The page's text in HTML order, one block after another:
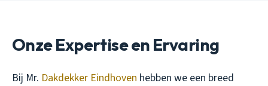
Onze Expertise en Ervaring
Bij Mr. Dakdekker Eindhoven hebben we een breed